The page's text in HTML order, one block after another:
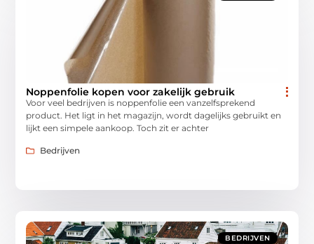
Noppenfolie kopen voor zakelijk gebruik
Voor veel bedrijven is noppenfolie een vanzelfsprekend
product. Het ligt in het magazijn, wordt dagelijks gebruikt en
lijkt een simpele aankoop. Toch zit er achter
Bedrijven
BEDRIJVEN